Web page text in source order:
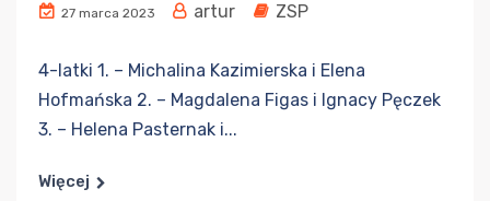
27 marca 2023 artur ZSP
4-latki 1. – Michalina Kazimierska i Elena
Hofmańska 2. – Magdalena Figas i Ignacy Pęczek
3. – Helena Pasternak i...
Więcej